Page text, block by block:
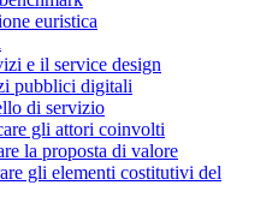
euristica
e il service design
pubblici digitali
di servizio
gli attori coinvolti
la proposta di valore
gli elementi costitutivi del